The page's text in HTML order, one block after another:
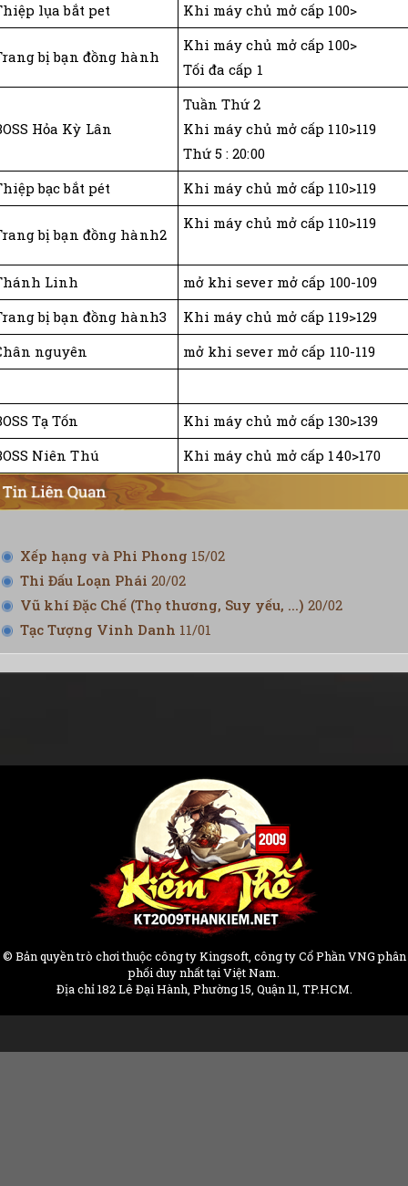
lụa bắt pet
Khi máy chủ mở cấp 100>
bị bạn đồng hành
Khi máy chủ mở cấp 100>
Tối đa cấp 1
Hỏa Kỳ Lân
Tuần Thứ 2
Khi máy chủ mở cấp 110>119
Thứ 5 : 20:00
bạc bắt pét
Khi máy chủ mở cấp 110>119
bị bạn đồng hành2
Khi máy chủ mở cấp 110>119
Linh
mở khi sever mở cấp 100-109
bị bạn đồng hành3
Khi máy chủ mở cấp 119>129
nguyên
mở khi sever mở cấp 110-119
Tạ Tốn
Khi máy chủ mở cấp 130>139
Niên Thú
Khi máy chủ mở cấp 140>170
Xếp hạng và Phi Phong 15/02
Thi Đấu Loạn Phái20/02
Vũ khí Đặc Chế (Thọ thương, Suy yếu, ...)20/02
Tạc Tượng Vinh Danh 11/01
© Bản quyền trò chơi thuộc công ty Kingsoft, công ty Cổ Phần VNG phân
phối duy nhất tại Việt Nam.
Địa chỉ 182 Lê Đại Hành, Phường 15, Quận 11, TP.HCM.